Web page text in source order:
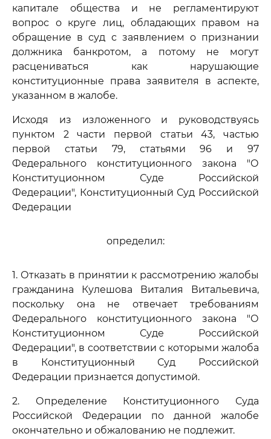
капитале общества и не регламентируют
вопрос о круге лиц, обладающих правом на
обращение в суд с заявлением о признании
должника банкротом, а потому не могут
расцениваться как нарушающие
конституционные права заявителя в аспекте,
указанном в жалобе.
Исходя из изложенного и руководствуясь
пунктом 2 части первой статьи 43, частью
первой статьи 79, статьями 96 и 97
Федерального конституционного закона "О
Конституционном Суде Российской
Федерации", Конституционный Суд Российской
Федерации
определил:
1. Отказать в принятии к рассмотрению жалобы
гражданина Кулешова Виталия Витальевича,
поскольку она не отвечает требованиям
Федерального конституционного закона "О
Конституционном Суде Российской
Федерации", в соответствии с которыми жалоба
в Конституционный Суд Российской
Федерации признается допустимой.
2. Определение Конституционного Суда
Российской Федерации по данной жалобе
окончательно и обжалованию не подлежит.